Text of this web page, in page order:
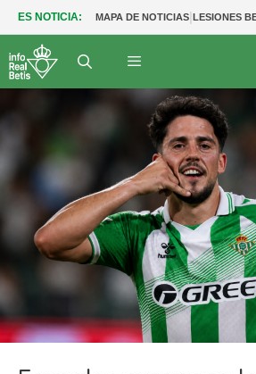
ES NOTICIA: MAPA DE NOTICIAS|LESIONES